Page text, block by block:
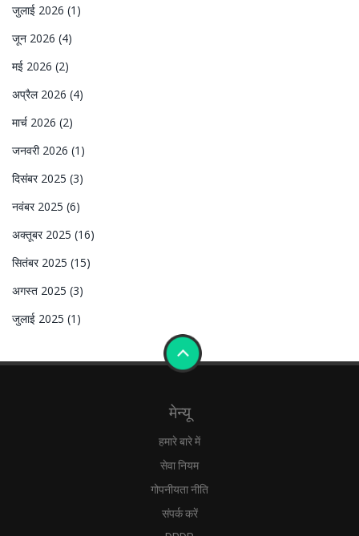
जुलाई 2026 (1)
जून 2026 (4)
मई 2026 (2)
अप्रैल 2026 (4)
मार्च 2026 (2)
जनवरी 2026 (1)
दिसंबर 2025 (3)
नवंबर 2025 (6)
अक्तूबर 2025 (16)
सितंबर 2025 (15)
अगस्त 2025 (3)
जुलाई 2025 (1)
मेन्यू
हमारे बारे में
सेवा नियम
गोपनीयता नीति
संपर्क करें